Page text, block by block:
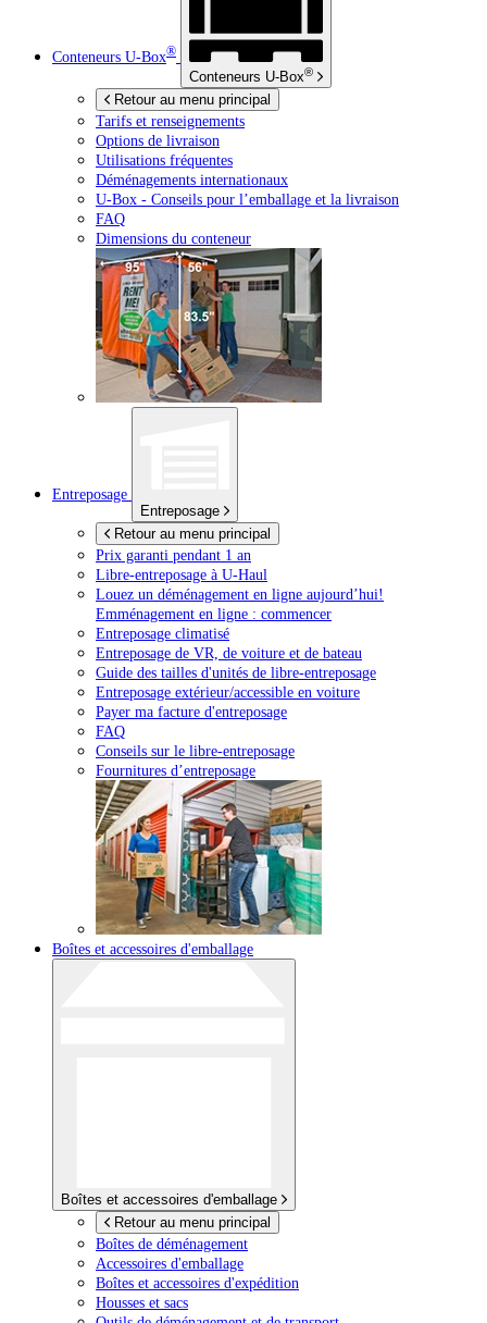
Conteneurs U-Box®
Conteneurs U-Box®
Retour au menu principal
Tarifs et renseignements
Options de livraison
Utilisations fréquentes
Déménagements internationaux
U-Box - Conseils pour l’emballage et la livraison
FAQ
Dimensions du conteneur
Entreposage
Entreposage
Retour au menu principal
Prix garanti pendant 1 an
Libre-entreposage à U-Haul
Louez un déménagement en ligne aujourd’hui!
Emménagement en ligne : commencer
Entreposage climatisé
Entreposage de VR, de voiture et de bateau
Guide des tailles d'unités de libre-entreposage
Entreposage extérieur/accessible en voiture
Payer ma facture d'entreposage
FAQ
Conseils sur le libre-entreposage
Fournitures d’entreposage
Boîtes et accessoires d'emballage
Boîtes et accessoires d'emballage
Retour au menu principal
Boîtes de déménagement
Accessoires d'emballage
Boîtes et accessoires d'expédition
Housses et sacs